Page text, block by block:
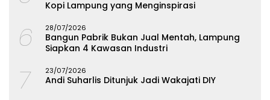
Kopi Lampung yang Menginspirasi
6 28/07/2026
Bangun Pabrik Bukan Jual Mentah, Lampung
Siapkan 4 Kawasan Industri
7 23/07/2026
Andi Suharlis Ditunjuk Jadi Wakajati DIY